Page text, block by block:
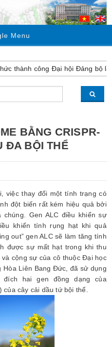
Menu
thành công Đại hội Đảng bộ
BẰNG CRISPR-
ĐA BỘI THỂ
việc thay đổi một tính trạng có
đột biến rất kém hiệu quả bởi
Gen ALC điều khiển sự
khiển tính rụng hạt khi quả
out” gen ALC sẽ làm tăng tính
được sự mất hạt trong khi thu
cộng sự của cô thuộc Đại học
Hòa Liên Bang Đức, đã sử dụng
đích hai gen đồng dạng của
của cây cải dầu tứ bội thể.